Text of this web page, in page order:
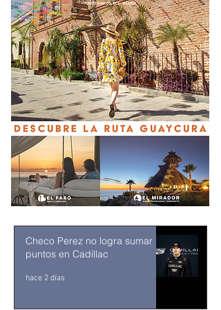
Checo Perez no logra sumar
puntos en Cadillac
hace 2 días